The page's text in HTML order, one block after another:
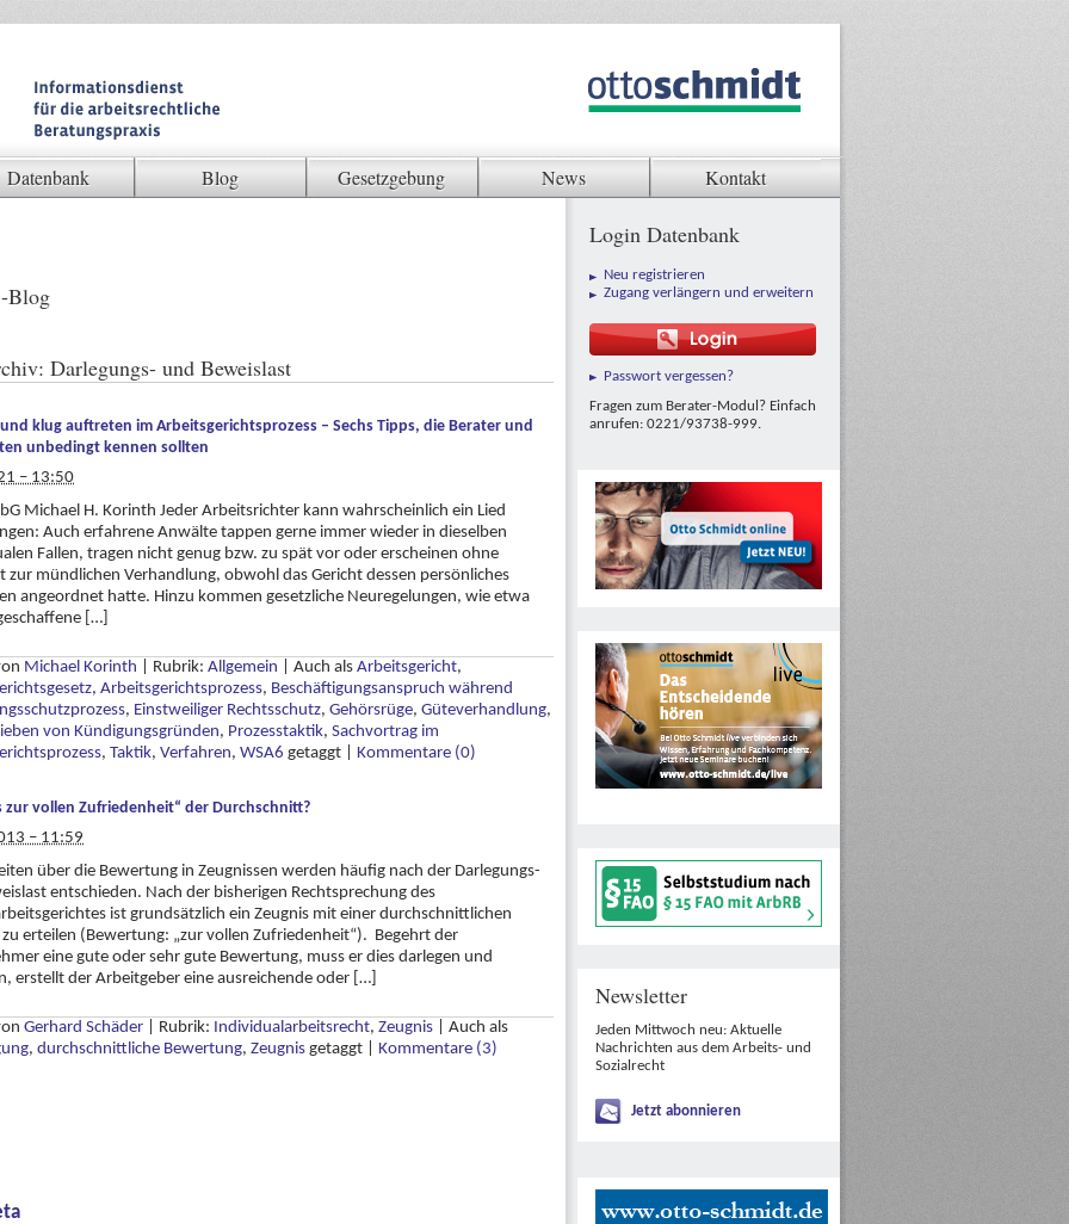
Datenbank Blog Gesetzgebung News Kontakt
Blog
Darlegungs- und Beweislast
klug auftreten im Arbeitsgerichtsprozess – Sechs Tipps, die Berater und
unbedingt kennen sollten
– 13:50
Michael H. Korinth Jeder Arbeitsrichter kann wahrscheinlich ein Lied
Auch erfahrene Anwälte tappen gerne immer wieder in dieselben
Fallen, tragen nicht genug bzw. zu spät vor oder erscheinen ohne
zur mündlichen Verhandlung, obwohl das Gericht dessen persönliches
angeordnet hatte. Hinzu kommen gesetzliche Neuregelungen, wie etwa
[…]
Michael Korinth Rubrik: Allgemein Auch als Arbeitsgericht,
, Arbeitsgerichtsprozess, Beschäftigungsanspruch während
, Einstweiliger Rechtsschutz, Gehörsrüge, Güteverhandlung,
von Kündigungsgründen, Prozesstaktik, Sachvortrag im
, Taktik, Verfahren, WSA6 getaggt Kommentare (0)
zur vollen Zufriedenheit“ der Durchschnitt?
– 11:59
über die Bewertung in Zeugnissen werden häufig nach der Darlegungs-
entschieden. Nach der bisherigen Rechtsprechung des
ist grundsätzlich ein Zeugnis mit einer durchschnittlichen
zu erteilen (Bewertung: „zur vollen Zufriedenheit“). Begehrt der
eine gute oder sehr gute Bewertung, muss er dies darlegen und
erstellt der Arbeitgeber eine ausreichende oder […]
Gerhard Schäder Rubrik: Individualarbeitsrecht, Zeugnis
Auch als
, durchschnittliche Bewertung, Zeugnis getaggt Kommentare (3)
Login Datenbank
Neu registrieren
Zugang verlängern und erweitern
Passwort vergessen?
Fragen zum Berater-Modul? Einfach
anrufen: 0221/93738-999.
Newsletter
Jeden Mittwoch neu: Aktuelle
Nachrichten aus dem Arbeits- und
Sozialrecht
Jetzt abonnieren